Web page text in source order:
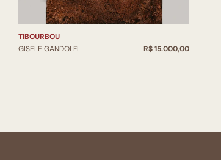
TIBOURBOU
GISELE GANDOLFI
R$ 15.000,00